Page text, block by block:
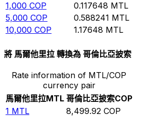
1,000 COP 0.117648 MTL
5,000 COP 0.588241 MTL
10,000 COP 1.17648 MTL
將 馬爾他里拉 轉換為 哥倫比亞披索
Rate information of MTL/COP
currency pair
馬爾他里拉MTL 哥倫比亞披索COP
1 MTL 8,499.92 COP